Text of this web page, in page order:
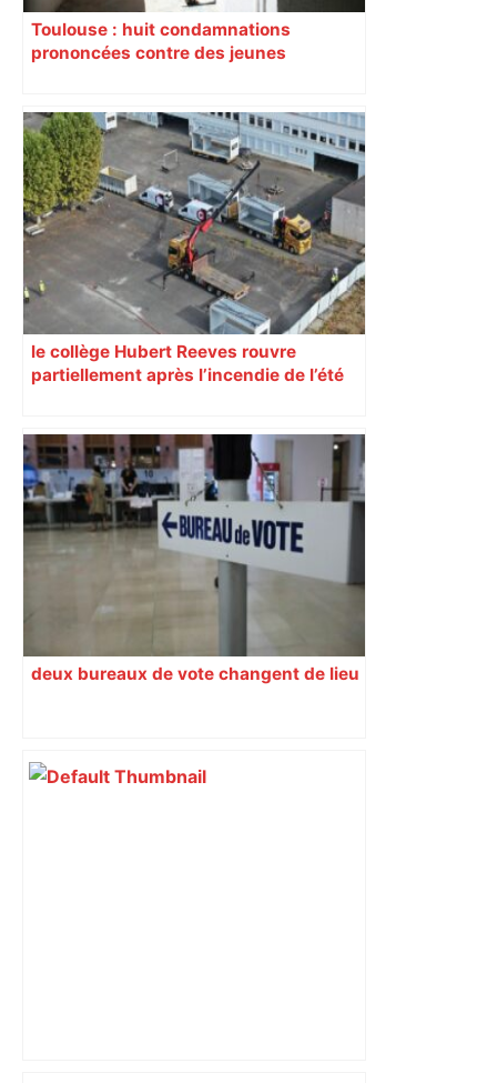
Toulouse : huit condamnations
prononcées contre des jeunes
le collège Hubert Reeves rouvre
partiellement après l’incendie de l’été
deux bureaux de vote changent de lieu